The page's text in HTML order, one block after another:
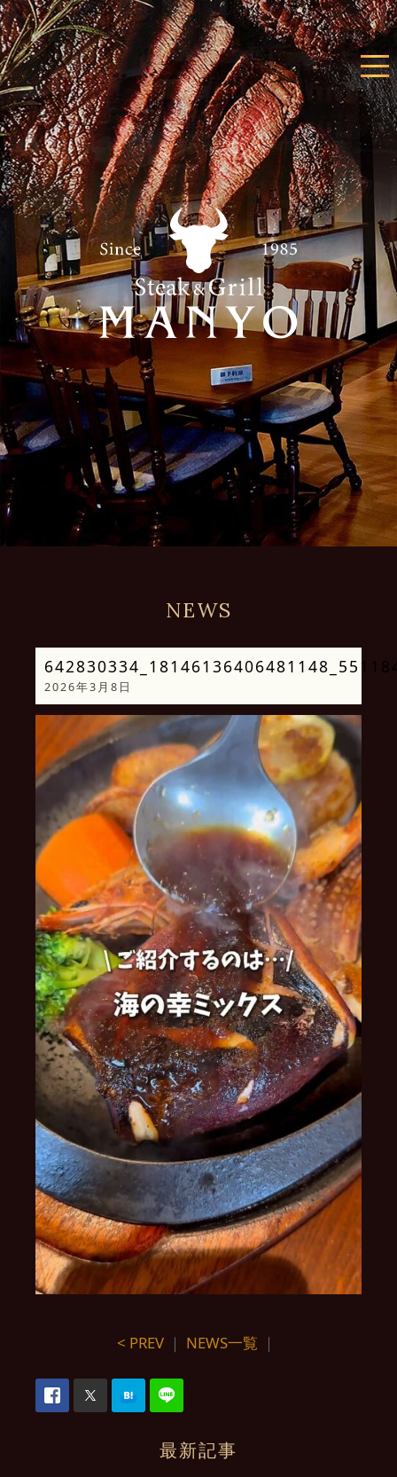
NEWS
2026年3月8日
< PREV ｜ NEWS一覧 ｜
最新記事